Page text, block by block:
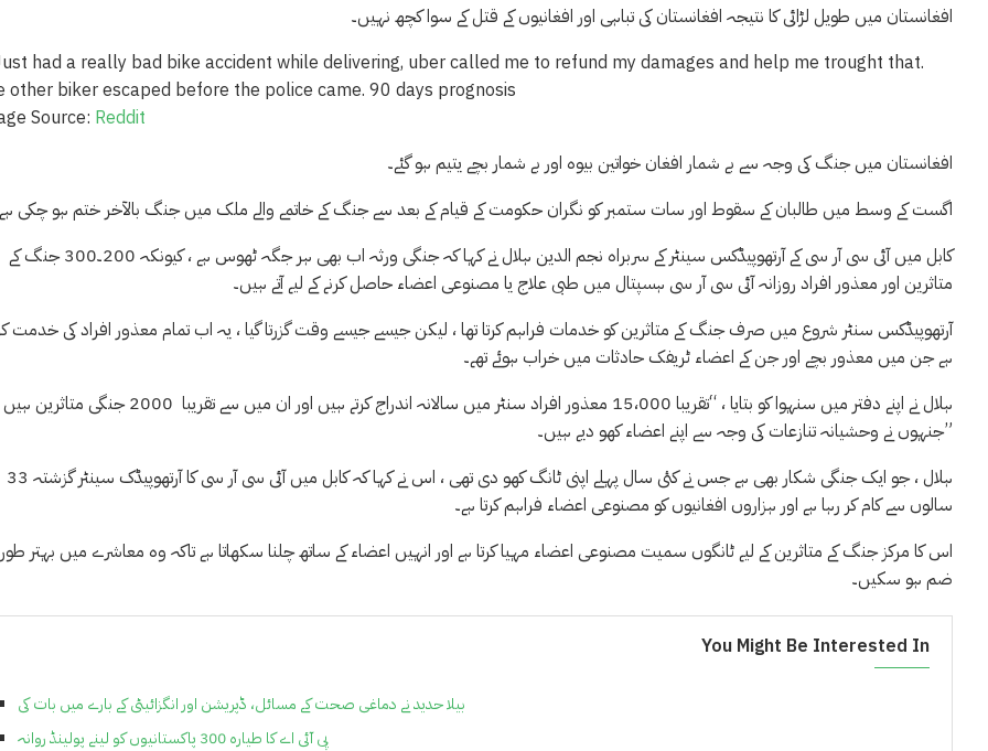
افغانستان میں طویل لڑائی کا نتیجہ افغانستان کی تباہی اور افغانیوں کے قتل کے سوا کچھ نہیں۔
Source: Reddit
افغانستان میں جنگ کی وجہ سے بے شمار افغان خواتین بیوہ اور بے شمار بچے یتیم ہو گئے۔
اگست کے وسط میں طالبان کے سقوط اور سات ستمبر کو نگران حکومت کے قیام کے بعد سے جنگ کے خاتمے والے ملک میں جنگ بالآخر ختم ہو چکی
کابل میں آئی سی آر سی کے آرتھوپیڈکس سینٹر کے سربراہ نجم الدین ہلال نے کہا کہ جنگی ورثہ اب بھی ہر جگہ ٹھوس ہے ، کیونکہ 200۔300 جنگ کے
متاثرین اور معذور افراد روزانہ آئی سی آر سی ہسپتال میں طبی علاج یا مصنوعی اعضاء حاصل کرنے کے لیے آتے ہیں۔
آرتھوپیڈکس سنٹر شروع میں صرف جنگ کے متاثرین کو خدمات فراہم کرتا تھا ، لیکن جیسے جیسے وقت گزرتا گیا ، یہ اب تمام معذور افراد کی خدمت
ہے جن میں معذور بچے اور جن کے اعضاء ٹریفک حادثات میں خراب ہوئے تھے۔
ہلال نے اپنے دفتر میں سنہوا کو بتایا ، “تقریبا 15،000 معذور افراد سنٹر میں سالانہ اندراج کرتے ہیں اور ان میں سے تقریبا 2000 جنگی متاثرین ہیں
جنہوں نے وحشیانہ تنازعات کی وجہ سے اپنے اعضاء کھو دیے ہیں۔”
ہلال ، جو ایک جنگی شکار بھی ہے جس نے کئی سال پہلے اپنی ٹانگ کھو دی تھی ، اس نے کہا کہ کابل میں آئی سی آر سی کا آرتھوپیڈک سینٹر گزشتہ 33
سالوں سے کام کر رہا ہے اور ہزاروں افغانیوں کو مصنوعی اعضاء فراہم کرتا ہے۔
اس کا مرکز جنگ کے متاثرین کے لیے ٹانگوں سمیت مصنوعی اعضاء مہیا کرتا ہے اور انہیں اعضاء کے ساتھ چلنا سکھاتا ہے تاکہ وہ معاشرے میں بہتر
ضم ہو سکیں۔
You Might Be Interested In
بیلا حدید نے دماغی صحت کے مسائل، ڈپریشن اور انگزائیٹی کے بارے میں بات کی
پی آئی اے کا طیارہ 300 پاکستانیوں کو لینے پولینڈ روانہ